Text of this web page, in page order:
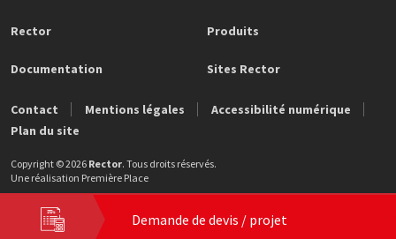
Demande de devis / projet
Rector Produits
Documentation Sites Rector
Contact Mentions légales
Accessibilité numérique
Plan du site
Copyright © 2026 Rector. Tous droits réservés.
Une réalisation Première Place